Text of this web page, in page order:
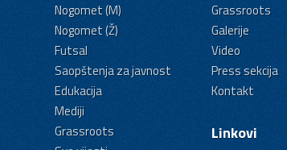
Nogomet (M)
Nogomet (Ž)
Futsal
Saopštenja za javnost
Edukacija
Mediji
Grassroots
Grassroots
Galerije
Video
Press sekcija
Kontakt
Linkovi